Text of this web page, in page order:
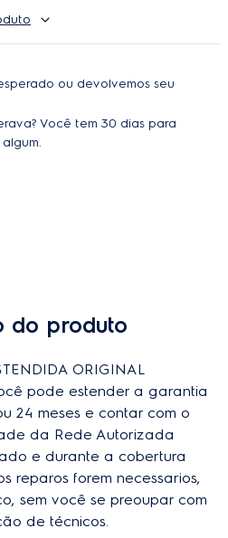
forem necessarios, incluindo
preoupar com orçamentos e
ou devolvemos seu
Você tem 30 dias para
do produto
ORIGINAL
pode estender a garantia
24 meses e contar com o
da Rede Autorizada
e durante a cobertura
reparos forem necessarios,
sem você se preoupar com
de técnicos.